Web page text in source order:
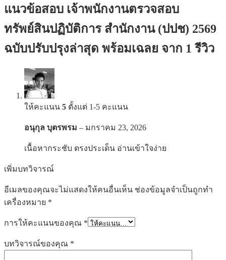
แนวข้อสอบ เจ้าพนักงานตรวจสอบ
ทรัพย์สินปฏิบัติการ สำนักงาน (ปปช) 2569
ฉบับปรับปรุงล่าสุด พร้อมเฉลย จาก 1 รีวิว
ให้คะแนน 5 ตั้งแต่ 1-5 คะแนน
อนุกุล บุตรพรม – มกราคม 23, 2026
เนื้อหากระชับ ตรงประเด็น อ่านเข้าใจง่าย
เพิ่มบทวิจารณ์
อีเมลของคุณจะไม่แสดงให้คนอื่นเห็น ช่องข้อมูลจำเป็นถูกทำ
เครื่องหมาย *
การให้คะแนนของคุณ *
บทวิจารณ์ของคุณ *